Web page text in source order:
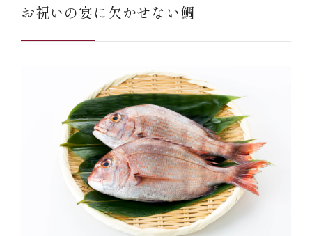
お祝いの宴に欠かせない鯛